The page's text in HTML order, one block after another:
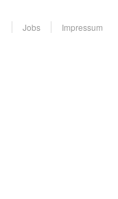
Jobs
Impressum